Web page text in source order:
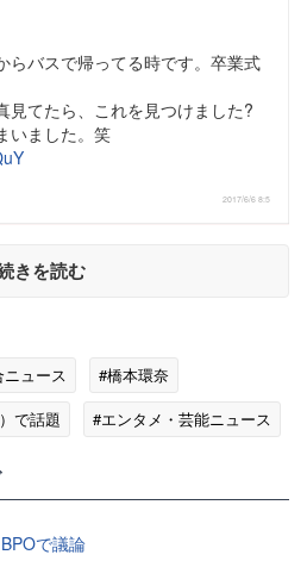
らバスで帰ってる時です。卒業式
見てたら、これを見つけました?
いました。笑
2017/6/6 8:5
きを読む
ュース
#橋本環奈
で話題 #エンタメ・芸能ニュース
で議論